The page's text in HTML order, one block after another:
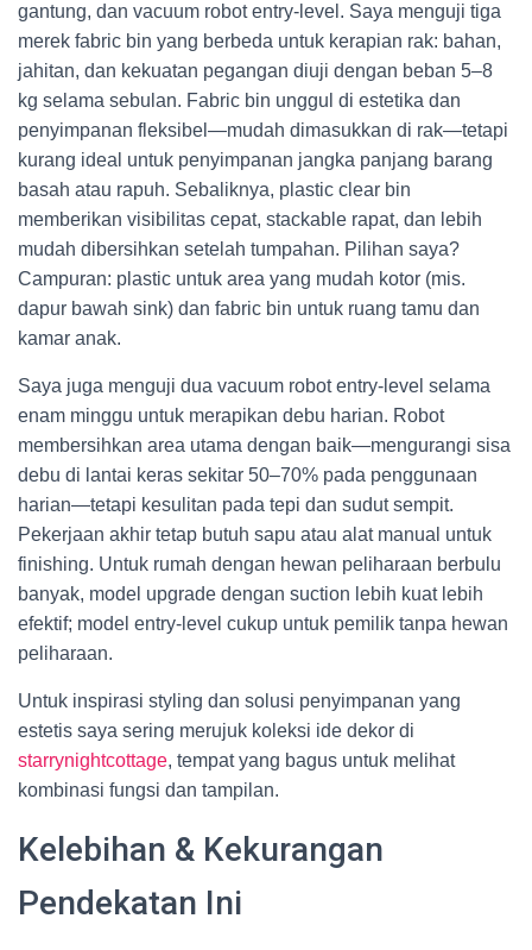
gantung, dan vacuum robot entry-level. Saya menguji tiga
merek fabric bin yang berbeda untuk kerapian rak: bahan,
jahitan, dan kekuatan pegangan diuji dengan beban 5–8
kg selama sebulan. Fabric bin unggul di estetika dan
penyimpanan fleksibel—mudah dimasukkan di rak—tetapi
kurang ideal untuk penyimpanan jangka panjang barang
basah atau rapuh. Sebaliknya, plastic clear bin
memberikan visibilitas cepat, stackable rapat, dan lebih
mudah dibersihkan setelah tumpahan. Pilihan saya?
Campuran: plastic untuk area yang mudah kotor (mis.
dapur bawah sink) dan fabric bin untuk ruang tamu dan
kamar anak.
Saya juga menguji dua vacuum robot entry-level selama
enam minggu untuk merapikan debu harian. Robot
membersihkan area utama dengan baik—mengurangi sisa
debu di lantai keras sekitar 50–70% pada penggunaan
harian—tetapi kesulitan pada tepi dan sudut sempit.
Pekerjaan akhir tetap butuh sapu atau alat manual untuk
finishing. Untuk rumah dengan hewan peliharaan berbulu
banyak, model upgrade dengan suction lebih kuat lebih
efektif; model entry-level cukup untuk pemilik tanpa hewan
peliharaan.
Untuk inspirasi styling dan solusi penyimpanan yang
estetis saya sering merujuk koleksi ide dekor di
starrynightcottage, tempat yang bagus untuk melihat
kombinasi fungsi dan tampilan.
Kelebihan & Kekurangan
Pendekatan Ini